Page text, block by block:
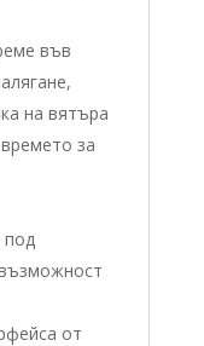
във
на вятъра
за
под
от